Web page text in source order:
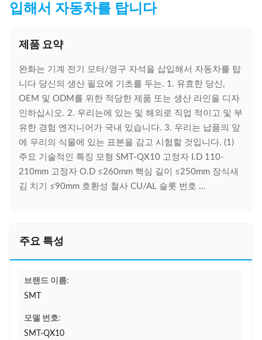
입해서 자동차를 탑니다
제품 요약
완화는 기계 전기 모터/영구 자석을 삽입해서 자동차를 탑
니다 당신의 생산 필요에 기초를 두는. 1. 유효한 당신,
OEM 및 ODM를 위한 적당한 제품 또는 생산 라인을 디자
인하십시오. 2. 우리는에 있는 및 해외로 직업 적이고 및 부
유한 경험 엔지니어가 국내 있습니다. 3. 우리는 납품의 앞
에 우리의 식물에 있는 표본을 감고 시험할 것입니다. (1)
주요 기술적인 특징 모형 SMT-QX10 고정자 I.D 110-
210mm 고정자 O.D ≤260mm 핵심 길이 ≤250mm 장식새
김 치기 ≤90mm 호환성 철사 CU/AL 슬롯 번호 ...
주요 특성
브랜드 이름:
SMT
모델 번호:
SMT-QX10